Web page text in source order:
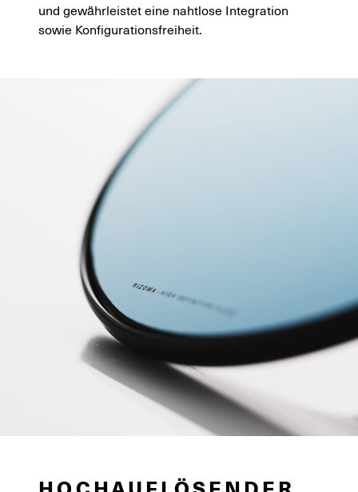
und gewährleistet eine nahtlose Integration
sowie Konfigurationsfreiheit.